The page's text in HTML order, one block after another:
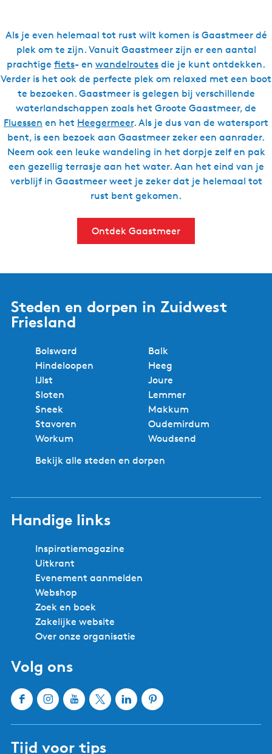
Als je even helemaal tot rust wilt komen is Gaastmeer dé
plek om te zijn. Vanuit Gaastmeer zijn er een aantal
prachtige fiets- en wandelroutes die je kunt ontdekken.
Verder is het ook de perfecte plek om relaxed met een boot
te bezoeken. Gaastmeer is gelegen bij verschillende
waterlandschappen zoals het Groote Gaastmeer, de
Fluessen en het Heegermeer. Als je dus van de watersport
bent, is een bezoek aan Gaastmeer zeker een aanrader.
Neem ook een leuke wandeling in het dorpje zelf en pak
een gezellig terrasje aan het water. Aan het eind van je
verblijf in Gaastmeer weet je zeker dat je helemaal tot
rust bent gekomen.
Ontdek Gaastmeer
Steden en dorpen in Zuidwest
Friesland
Bolsward
Balk
Hindeloopen
Heeg
IJlst
Joure
Sloten
Lemmer
Sneek
Makkum
Stavoren
Oudemirdum
Workum
Woudsend
Bekijk alle steden en dorpen
Handige links
Inspiratiemagazine
Uitkrant
Evenement aanmelden
Webshop
Zoek en boek
Zakelijke website
Over onze organisatie
Volg ons
F
e
I
t
Y
T
X
t
L
P
Tijd voor tips